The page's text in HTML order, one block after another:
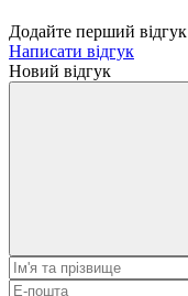
Додайте перший відгук
Написати відгук
Новий відгук